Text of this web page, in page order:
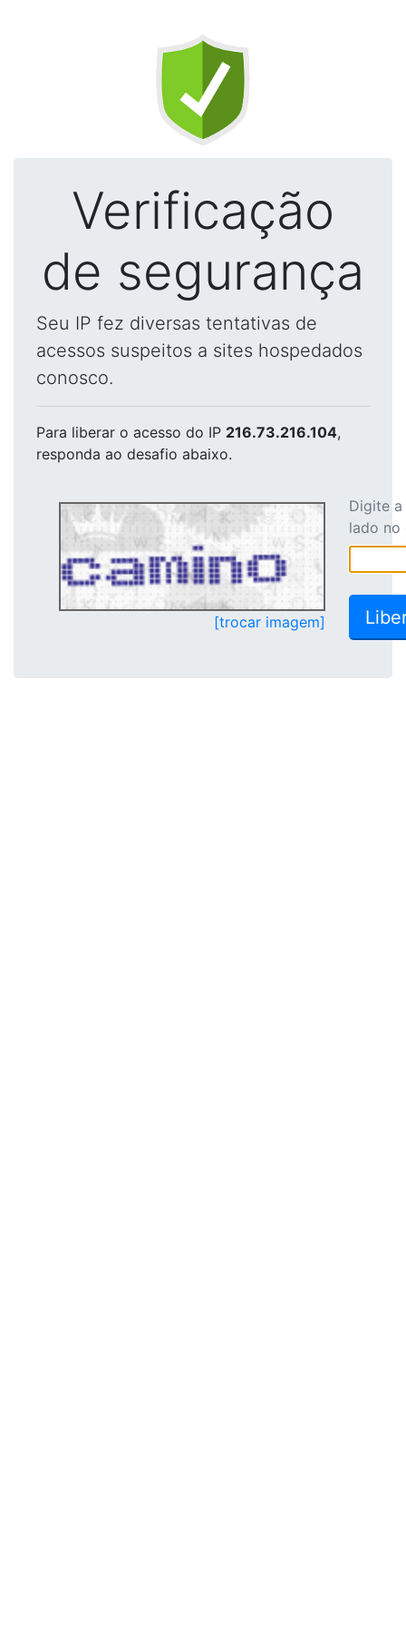
Verificação
de segurança
Seu IP fez diversas tentativas de
acessos suspeitos a sites hospedados
conosco.
Para liberar o acesso do IP 216.73.216.104,
responda ao desafio abaixo.
[trocar imagem]
Digite
lado no